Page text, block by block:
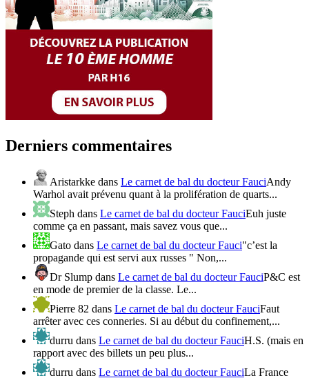
Derniers commentaires
Aristarkke dans Le carnet de bal du docteur FauciAndy
Warhol avait prévenu quant à la prolifération de quarts...
Steph dans Le carnet de bal du docteur FauciEuh juste
comme ça en passant, mais savez vous que...
Gato dans Le carnet de bal du docteur Fauci"c’est la
propagande qui est servi aux russes " Non,...
Dr Slump dans Le carnet de bal du docteur FauciP&C est
en mode de premier de la classe. Le...
Pierre 82 dans Le carnet de bal du docteur FauciFaut
arrêter avec ces conneries. Si au début du confinement,...
durru dans Le carnet de bal du docteur FauciH.S. (mais en
rapport avec des billets un peu plus...
durru dans Le carnet de bal du docteur FauciLa France